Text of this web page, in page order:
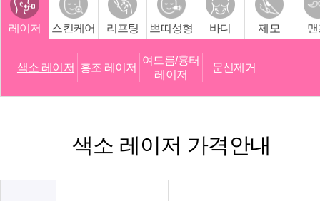
레이저 스킨케어 리프팅 쁘띠성형 바디 제모
색소 레이저 홍조 레이저
여드름/흉터
레이저
문신제거
색소 레이저 가격안내